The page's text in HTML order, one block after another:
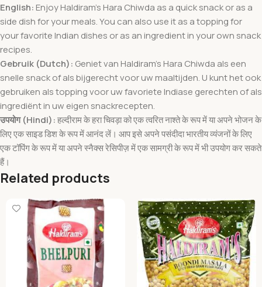
English: Enjoy Haldiram’s Hara Chiwda as a quick snack or as a
side dish for your meals. You can also use it as a topping for
your favorite Indian dishes or as an ingredient in your own snack
recipes.
Gebruik (Dutch): Geniet van Haldiram’s Hara Chiwda als een
snelle snack of als bijgerecht voor uw maaltijden. U kunt het ook
gebruiken als topping voor uw favoriete Indiase gerechten of als
ingrediënt in uw eigen snackrecepten.
उपयोग (Hindi):हल्दीराम के हरा चिवड़ा को एक त्वरित नाश्ते के रूप में या अपने भोजन के
लिए एक साइड डिश के रूप में आनंद लें। आप इसे अपने पसंदीदा भारतीय व्यंजनों के लिए
एक टॉपिंग के रूप में या अपने स्नैक्स रेसिपीज़ में एक सामग्री के रूप में भी उपयोग कर सकते
हैं।
Related products